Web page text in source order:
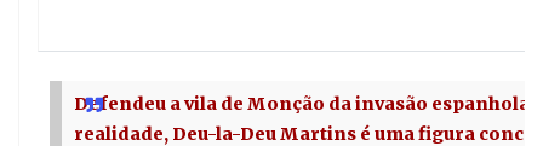
Defendeu a vila de Monção da invasão espanhola
realidade, Deu-la-Deu Martins é uma figura